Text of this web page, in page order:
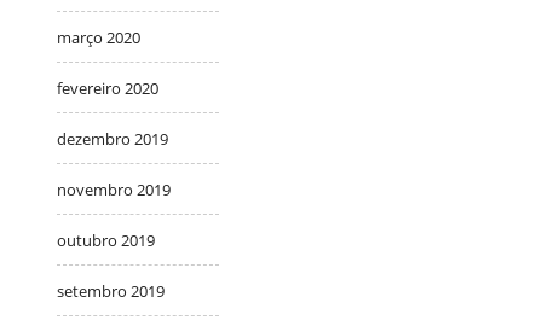
março 2020
fevereiro 2020
dezembro 2019
novembro 2019
outubro 2019
setembro 2019